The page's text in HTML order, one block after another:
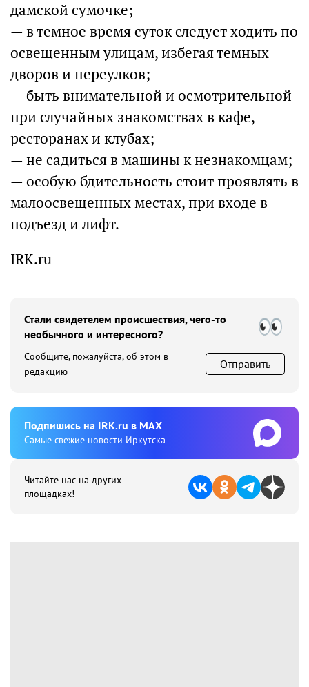
дамской сумочке;
— в темное время суток следует ходить по
освещенным улицам, избегая темных
дворов и переулков;
— быть внимательной и осмотрительной
при случайных знакомствах в кафе,
ресторанах и клубах;
— не садиться в машины к незнакомцам;
— особую бдительность стоит проявлять в
малоосвещенных местах, при входе в
подъезд и лифт.
IRK.ru
Стали свидетелем происшествия, чего-то
необычного и интересного?
Сообщите, пожалуйста, об этом в
редакцию
Отправить
Подпишиcь на IRK.ru в MAX
Cамые свежие новости Иркутска
Читайте нас на других
площадках!